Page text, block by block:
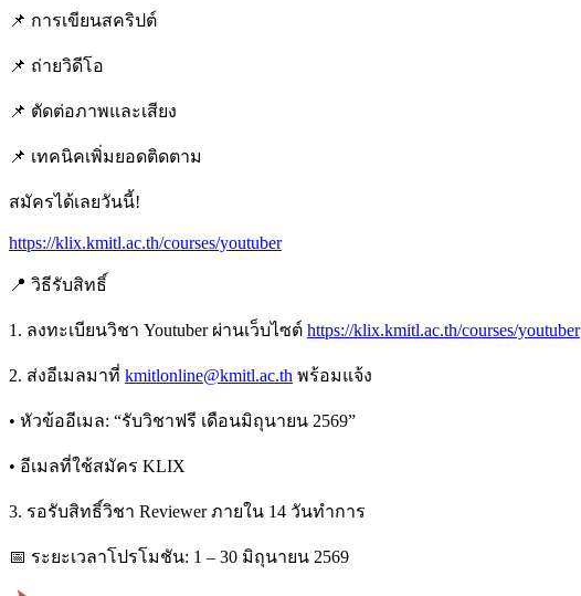
📌 การเขียนสคริปต์
📌 ถ่ายวิดีโอ
📌 ตัดต่อภาพและเสียง
📌 เทคนิคเพิ่มยอดติดตาม
สมัครได้เลยวันนี้!
https://klix.kmitl.ac.th/courses/youtuber
📍 วิธีรับสิทธิ์
1. ลงทะเบียนวิชา Youtuber ผ่านเว็บไซต์ https://klix.kmitl.ac.th/courses/youtuber
2. ส่งอีเมลมาที่ kmitlonline@kmitl.ac.th พร้อมแจ้ง
• หัวข้ออีเมล: “รับวิชาฟรี เดือนมิถุนายน 2569”
• อีเมลที่ใช้สมัคร KLIX
3. รอรับสิทธิ์วิชา Reviewer ภายใน 14 วันทำการ
📅 ระยะเวลาโปรโมชัน: 1 – 30 มิถุนายน 2569